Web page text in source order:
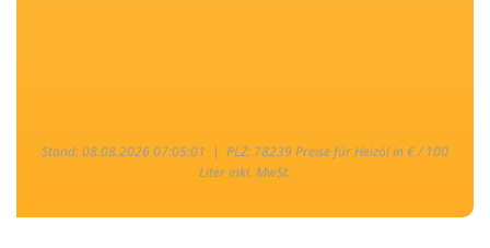
Stand: 08.08.2026 07:05:01 | PLZ: 78239 Preise für Heizöl in € / 100
Liter inkl. MwSt.